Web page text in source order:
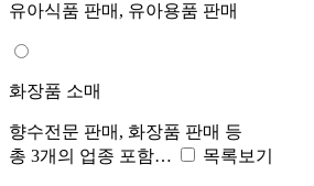
유아식품 판매, 유아용품 판매
화장품 소매
향수전문 판매, 화장품 판매 등
총 3개의 업종 포함…
목록보기